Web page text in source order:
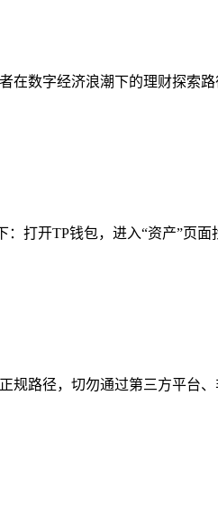
数字经济浪潮下的理财探索
打开TP钱包，进入“资产”页
路径，切勿通过第三方平台